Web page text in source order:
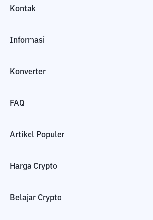
Kontak
Informasi
Konverter
FAQ
Artikel Populer
Harga Crypto
Belajar Crypto